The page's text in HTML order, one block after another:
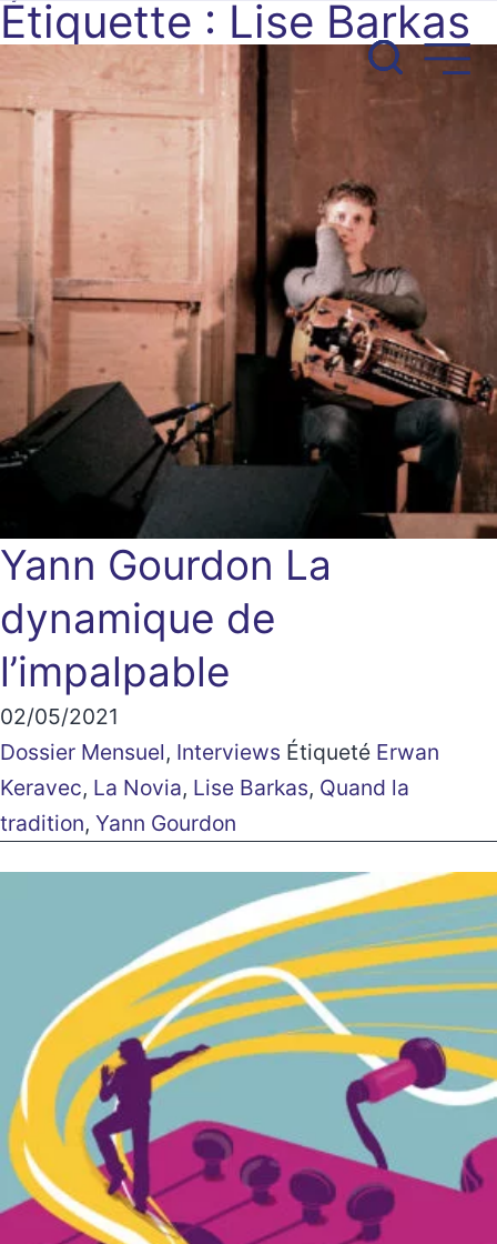
Aller
au
contenu
Étiquette : Lise Barkas
Yann Gourdon La
dynamique de
l’impalpable
02/05/2021
Dossier Mensuel, Interviews Étiqueté Erwan
Keravec, La Novia, Lise Barkas, Quand la
tradition, Yann Gourdon